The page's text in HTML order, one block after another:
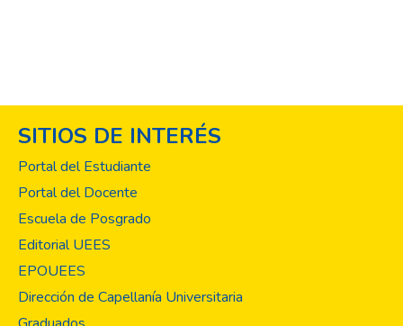
claridad conceptual y metodológica;
traducido esto en programas y proyectos
personas, en el desarrollo territorial y
contribuya al alcance de los Objetivos de
necesidad de disponer de un espacio de
divulgación de temáticas estratégicas y de
SITIOS DE INTERÉS
Portal del Estudiante
Portal del Docente
Escuela de Posgrado
Editorial UEES
EPOUEES
Dirección de Capellanía Universitaria